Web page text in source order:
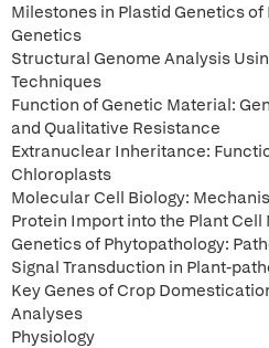
Milestones in Plastid Genetics of
Genetics
Structural Genome Analysis
Techniques
Function of Genetic Material:
and Qualitative Resistance
Extranuclear Inheritance:
Chloroplasts
Molecular Cell Biology:
Protein Import into the Plant Cell
Genetics of Phytopathology:
Signal Transduction in Plant-
Key Genes of Crop
Analyses
Physiology